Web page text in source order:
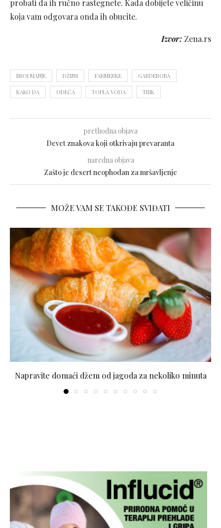
probati da ih ručno rastegnete. Kada dobijete veličinu
koja vam odgovara onda ih obucite.
Izvor: Zena.rs
BROJ MANJE DŽINS FARMERKE GARDEROBA
KAKO DA ODEĆA TOPLA VODA TRIK
prethodna objava
Devet znakova koji otkrivaju prevaranta
naredna objava
Zašto je desert neophodan za mršavljenje
MOŽE VAM SE TAKOĐE SVIĐATI
Napravite domaći džem od jagoda za nekoliko minuta